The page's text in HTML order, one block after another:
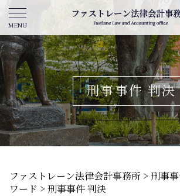
刑事事件 判決
ファストレーン法律会計事務所 > 刑事
ワード > 刑事事件 判決